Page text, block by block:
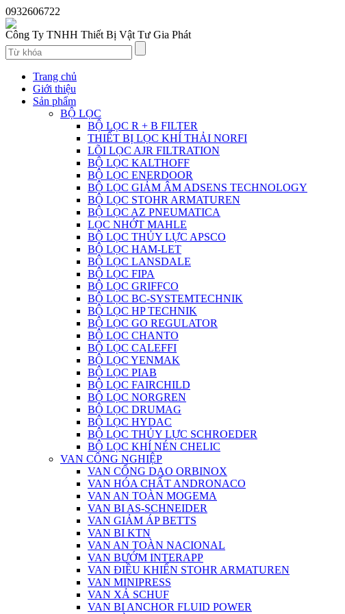
0932606722
Công Ty TNHH Thiết Bị Vật Tư Gia Phát
Trang chủ
Giới thiệu
Sản phẩm
BỘ LỌC
BỘ LỌC R + B FILTER
THIẾT BỊ LỌC KHÍ THẢI NORFI
LÕI LỌC AJR FILTRATION
BỘ LỌC KALTHOFF
BỘ LỌC ENERDOOR
BỘ LỌC GIẢM ÂM ADSENS TECHNOLOGY
BỘ LỌC STOHR ARMATUREN
BỘ LỌC AZ PNEUMATICA
LỌC NHỚT MAHLE
BỘ LỌC THỦY LỰC APSCO
BỘ LỌC HAM-LET
BỘ LỌC LANSDALE
BỘ LỌC FIPA
BỘ LỌC GRIFFCO
BỘ LỌC BC-SYSTEMTECHNIK
BỘ LỌC HP TECHNIK
BỘ LỌC GO REGULATOR
BỘ LỌC CHANTO
BỘ LỌC CALEFFI
BỘ LỌC YENMAK
BỘ LỌC PIAB
BỘ LỌC FAIRCHILD
BỘ LỌC NORGREN
BỘ LỌC DRUMAG
BỘ LỌC HYDAC
BỘ LỌC THỦY LỰC SCHROEDER
BỘ LỌC KHÍ NÉN CHELIC
VAN CÔNG NGHIỆP
VAN CỔNG DAO ORBINOX
VAN HÓA CHẤT ANDRONACO
VAN AN TOÀN MOGEMA
VAN BI AS-SCHNEIDER
VAN GIẢM ÁP BETTS
VAN BI KTN
VAN AN TOÀN NACIONAL
VAN BƯỚM INTERAPP
VAN ĐIỀU KHIỂN STOHR ARMATUREN
VAN MINIPRESS
VAN XẢ SCHUF
VAN BI ANCHOR FLUID POWER